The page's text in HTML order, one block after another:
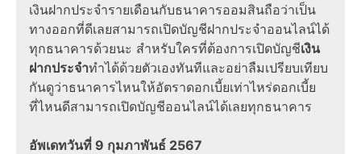
เงินฝากประจำรายเดือนกับธนาคารออมสินถือว่าเป็น
ทางออกที่ดีเลยสามารถเปิดบัญชีฝากประจําออนไลน์ได้
ทุกธนาคารด้วยนะ สำหรับใครที่ต้องการเปิดบัญชีเงิน
ฝากประจำทำได้ด้วยตัวเองทันทีและอย่าลืมเปรียบเทียบ
กันดูว่าธนาคารไหนให้อัตราดอกเบี้ยเท่าไหร่ดอกเบี้ย
ที่ไหนดีสามารถเปิดบัญชีออนไลน์ได้เลยทุกธนาคาร
อัพเดทวันที่ 9 กุมภาพันธ์ 2567